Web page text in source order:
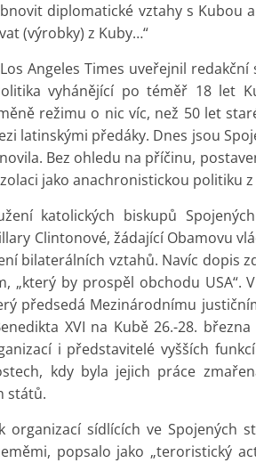
diplomatické vztahy s Kubou
(výrobky) z Kuby…“
Angeles Times uveřejnil redakční
vyhánějící po téměř 18 let
režimu o nic víc, než 50 let
latinskými předáky. Dnes jsou
Bez ohledu na příčinu,
jako anachronistickou politiku z
katolických biskupů
Clintonové, žádající Obamovu
bilaterálních vztahů. Navíc dopis
„který by prospěl obchodu USA“.
předsedá Mezinárodnímu
XVI na Kubě 26.-28.
i představitelé vyšších
kdy byla jejich práce
států.
organizací sídlících ve Spojených
popsalo jako „teroristický